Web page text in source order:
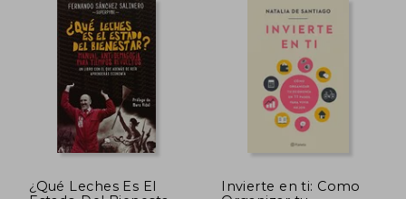
¿Qué Leches Es El
Invierte en ti: Como